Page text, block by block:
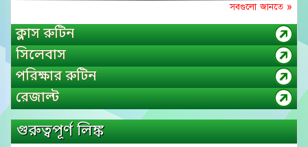
সবগুলো জানতে »
ক্লাস রুটিন
সিলেবাস
পরিক্ষার রুটিন
রেজাল্ট
গুরুত্বপূর্ণ লিঙ্ক